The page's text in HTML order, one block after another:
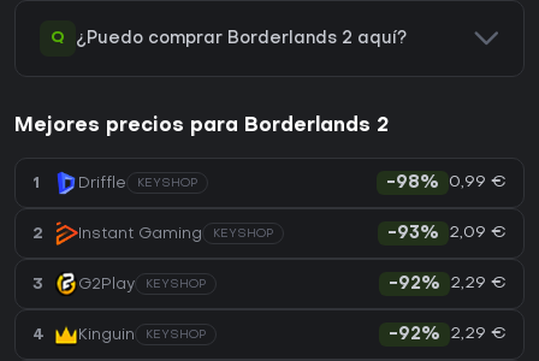
Q ¿Puedo comprar Borderlands 2 aquí?
Mejores precios para Borderlands 2
1 Driffle KEYSHOP -98% 0,99 €
2 Instant Gaming KEYSHOP -93% 2,09 €
3 G2Play KEYSHOP -92% 2,29 €
4 Kinguin KEYSHOP -92% 2,29 €